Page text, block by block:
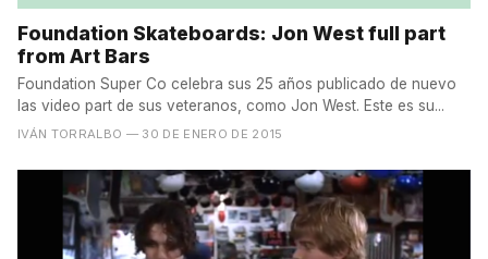
Foundation Skateboards: Jon West full part
from Art Bars
Foundation Super Co celebra sus 25 años publicado de nuevo
las video part de sus veteranos, como Jon West. Este es su...
IVÁN TORRALBO — 30 DE ENERO DE 2015